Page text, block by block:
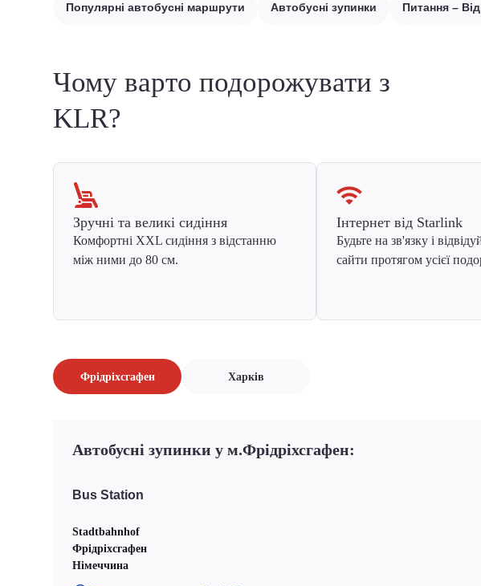
Популярні автобусні маршрути Автобусні зупинки Питання –
Чому варто подорожувати з
KLR?
Зручні та великі сидіння
Комфортні XXL сидіння з відстанню
між ними до 80 см.
Інтернет від Starlink
Будьте на зв'язку і
сайти протягом усієї
Фрідріхсгафен Харків
Автобусні зупинки у м.Фрідріхсгафен:
Bus Station
Stadtbahnhof
Фрідріхсгафен
Німеччина